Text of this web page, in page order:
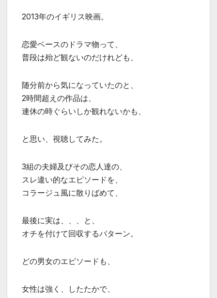
2013年のイギリス映画。
恋愛ベースのドラマ物って、
普段は殆ど観ないのだけれども、
随分前から気になっていたのと、
2時間超えの作品は、
連休の時ぐらいしか観れないかも、
と思い、視聴してみた。
3組の夫婦及びその恋人達の、
スレ違い的なエピソードを、
コラージュ風に散りばめて、
最後に実は、、、と、
オチを付けて回収するパターン。
どの男女のエピソードも、
女性は強く、したたかで、